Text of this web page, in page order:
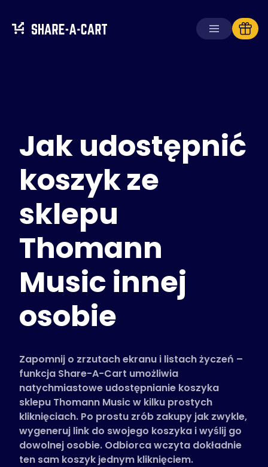
Rozwiązania
Dla konsumentów
Dla szkół
Dla firm
Zaloguj się
Obsługiwane sklepy
Często zadawane pytania
Poradniki
Polski (Polish)
Jak udostępnić
koszyk ze
sklepu
Thomann
Music innej
osobie
Zapomnij o zrzutach ekranu i listach życzeń –
funkcja Share-A-Cart umożliwia
natychmiastowe udostępnianie koszyka
sklepu Thomann Music w kilku prostych
kliknięciach. Po prostu zrób zakupy jak zwykle,
wygeneruj link do swojego koszyka i wyślij go
dowolnej osobie. Odbiorca wczyta dokładnie
ten sam koszyk jednym kliknięciem.